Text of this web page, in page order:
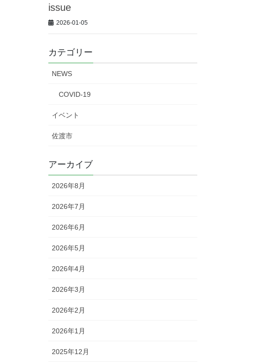
issue
2026-01-05
カテゴリー
NEWS
COVID-19
イベント
佐渡市
アーカイブ
2026年8月
2026年7月
2026年6月
2026年5月
2026年4月
2026年3月
2026年2月
2026年1月
2025年12月